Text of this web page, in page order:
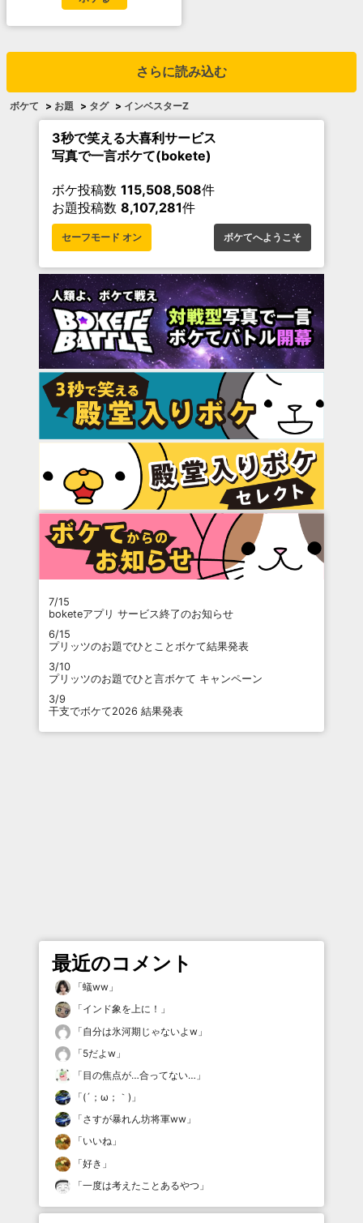
さらに読み込む
ボケて > お題 > タグ > インベスターZ
3秒で笑える大喜利サービス
写真で一言ボケて(bokete)
ボケ投稿数 115,508,508件
お題投稿数 8,107,281件
セーフモード オン ボケてへようこそ
7/15
boketeアプリ サービス終了のお知らせ
6/15
プリッツのお題でひとことボケて結果発表
3/10
プリッツのお題でひと言ボケて キャンペーン
3/9
干支でボケて2026 結果発表
最近のコメント
「蟻ww 」
「インド象を上に！ 」
「自分は氷河期じゃないよw 」
「5だよw 」
「目の焦点が…合ってない… 」
「(´；ω；｀) 」
「さすが暴れん坊将軍ww 」
「いいね 」
「好き 」
「一度は考えたことあるやつ 」